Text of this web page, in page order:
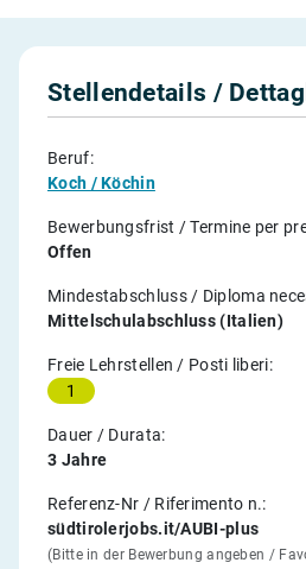
Stellendetails /
Beruf:
Koch / Köchin
Bewerbungsfrist / Termine per
Offen
Mindestabschluss / Diploma
Mittelschulabschluss (Italien)
Freie Lehrstellen / Posti liberi:
1
Dauer / Durata:
3 Jahre
Referenz-Nr / Riferimento n.:
südtirolerjobs.it/AUBI-plus
(Bitte in der Bewerbung angeben /